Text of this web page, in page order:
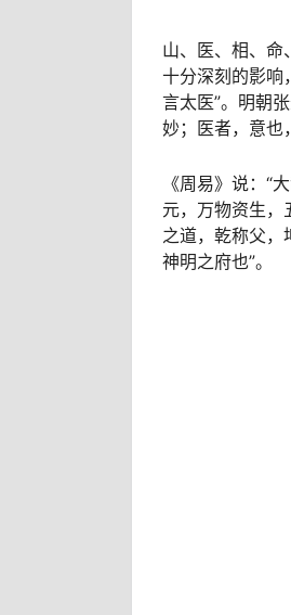
山、医、相、命
十分深刻的影响
言太医”。明朝
妙；医者，意也
《周易》说：“
元，万物资生，
之道，乾称父，
神明之府也”。